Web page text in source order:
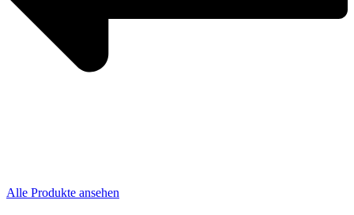
Alle Produkte ansehen